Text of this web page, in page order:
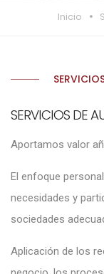
Inicio
SERVICIOS DE
Aportamos valor
El enfoque
necesidades y
sociedades
Aplicación de los